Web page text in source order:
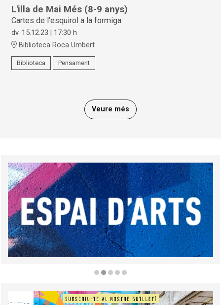
L'illa de Mai Més (8-9 anys)
Cartes de l'esquirol a la formiga
dv. 15.12.23 | 17:30 h
Biblioteca Roca Umbert
Biblioteca Pensament
Veure més